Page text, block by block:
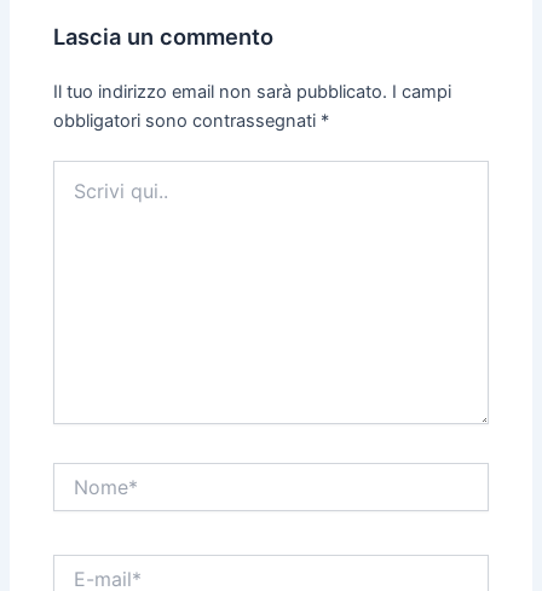
Lascia un commento
Il tuo indirizzo email non sarà pubblicato. I campi
obbligatori sono contrassegnati *
qui..